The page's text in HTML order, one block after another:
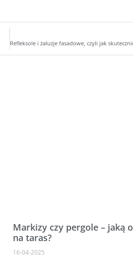
Markizy czy pergole – jaką
na taras?
16-04-2025